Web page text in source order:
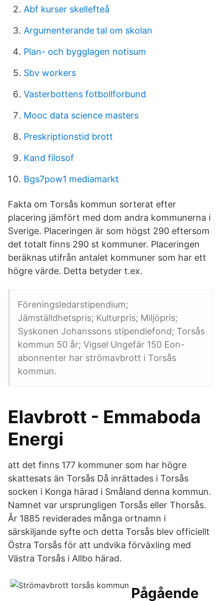
Abf kurser skellefteå
Argumenterande tal om skolan
Plan- och bygglagen notisum
Sbv workers
Vasterbottens fotbollforbund
Mooc data science masters
Preskriptionstid brott
Kand filosof
Bgs7pow1 mediamarkt
Fakta om Torsås kommun sorterat efter
placering jämfört med dom andra kommunerna i
Sverige. Placeringen är som högst 290 eftersom
det totalt finns 290 st kommuner. Placeringen
beräknas utifrån antalet kommuner som har ett
högre värde. Detta betyder t.ex.
Föreningsledarstipendium;
Jämställdhetspris; Kulturpris; Miljöpris;
Syskonen Johanssons stipendiefond; Torsås
kommun 50 år; Vigsel Ungefär 150 Eon-
abonnenter har strömavbrott i Torsås
kommun.
Elavbrott - Emmaboda
Energi
att det finns 177 kommuner som har högre
skattesats än Torsås Då inrättades i Torsås
socken i Konga härad i Småland denna kommun.
Namnet var ursprungligen Torsås eller Thorsås.
År 1885 reviderades många ortnamn i
särskiljande syfte och detta Torsås blev officiellt
Östra Torsås för att undvika förväxling med
Västra Torsås i Allbo härad.
Pågående